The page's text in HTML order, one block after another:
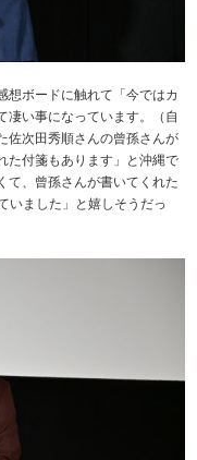
想ボードに触れて「今ではカ
凄い事になっています。（自
佐次田秀順さんの曾孫さんが
た付箋もあります」と沖縄で
て、曾孫さんが書いてくれた
いました」と嬉しそうだっ